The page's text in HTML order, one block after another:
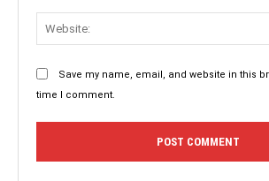
Save my name, email, and website in this
time I comment.